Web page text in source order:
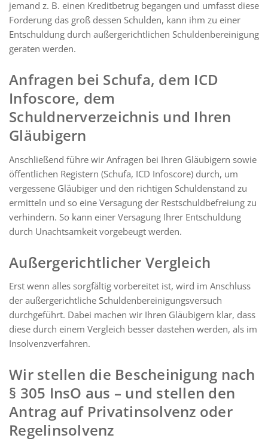
jemand z. B. einen Kreditbetrug begangen und umfasst diese
Forderung das groß dessen Schulden, kann ihm zu einer
Entschuldung durch außergerichtlichen Schuldenbereinigung
geraten werden.
Anfragen bei Schufa, dem ICD
Infoscore, dem
Schuldnerverzeichnis und Ihren
Gläubigern
Anschließend führe wir Anfragen bei Ihren Gläubigern sowie
öffentlichen Registern (Schufa, ICD Infoscore) durch, um
vergessene Gläubiger und den richtigen Schuldenstand zu
ermitteln und so eine Versagung der Restschuldbefreiung zu
verhindern. So kann einer Versagung Ihrer Entschuldung
durch Unachtsamkeit vorgebeugt werden.
Außergerichtlicher Vergleich
Erst wenn alles sorgfältig vorbereitet ist, wird im Anschluss
der außergerichtliche Schuldenbereinigungsversuch
durchgeführt. Dabei machen wir Ihren Gläubigern klar, dass
diese durch einem Vergleich besser dastehen werden, als im
Insolvenzverfahren.
Wir stellen die Bescheinigung nach
§ 305 InsO aus – und stellen den
Antrag auf Privatinsolvenz oder
Regelinsolvenz